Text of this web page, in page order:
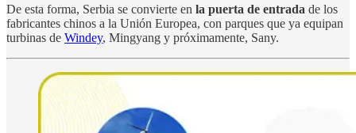
De esta forma, Serbia se convierte en la puerta de entrada de los
fabricantes chinos a la Unión Europea, con parques que ya equipan
turbinas de Windey, Mingyang y próximamente, Sany.